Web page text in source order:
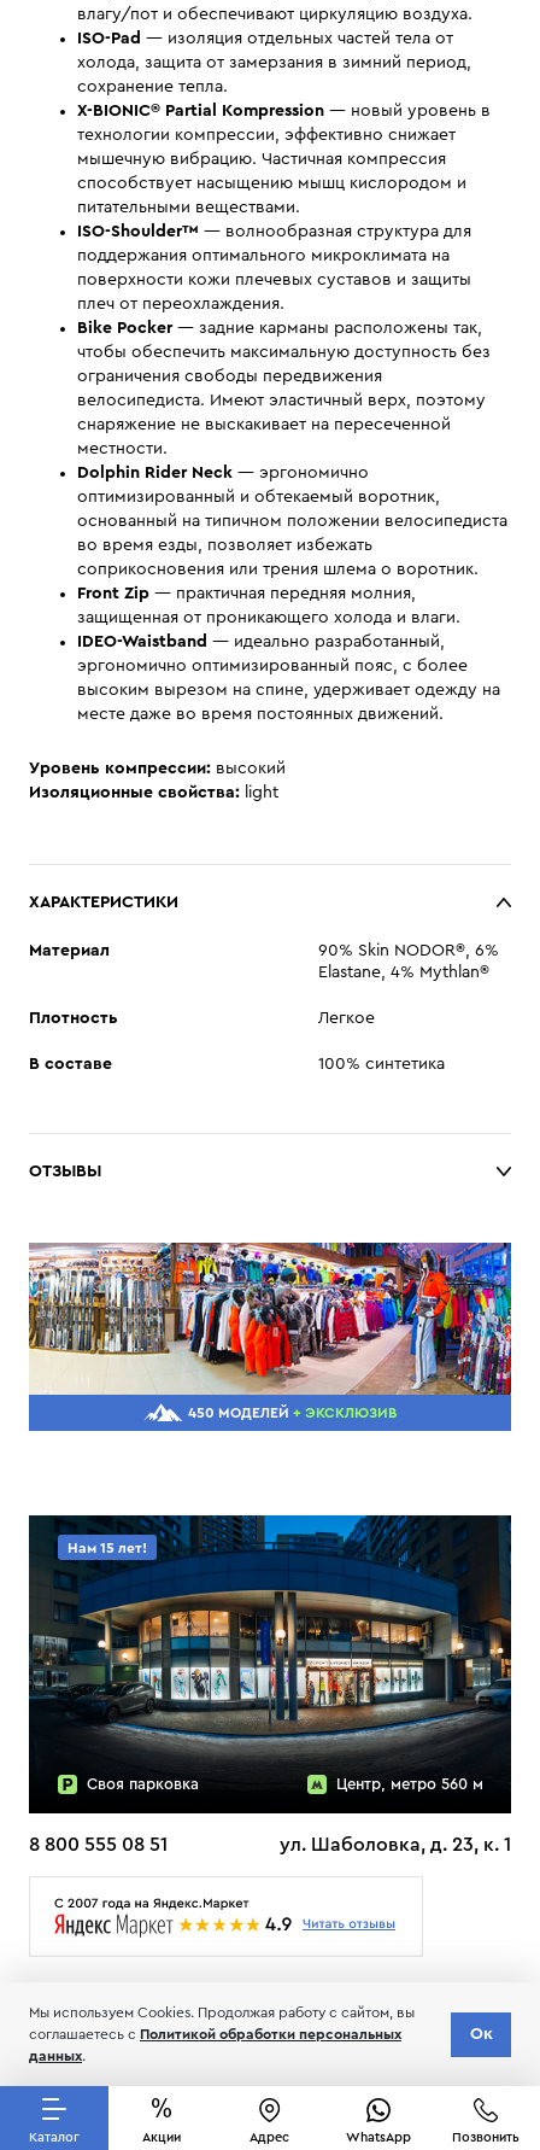
влагу/пот и обеспечивают циркуляцию воздуха.
ISO-Pad — изоляция отдельных частей тела от
холода, защита от замерзания в зимний период,
сохранение тепла.
X-BIONIC® Partial Kompression — новый уровень в
технологии компрессии, эффективно снижает
мышечную вибрацию. Частичная компрессия
способствует насыщению мышц кислородом и
питательными веществами.
ISO-Shoulder™ — волнообразная структура для
поддержания оптимального микроклимата на
поверхности кожи плечевых суставов и защиты
плеч от переохлаждения.
Bike Pocker— задние карманы расположены так,
чтобы обеспечить максимальную доступность без
ограничения свободы передвижения
велосипедиста. Имеют эластичный верх, поэтому
снаряжение не выскакивает на пересеченной
местности.
Dolphin Rider Neck — эргономично
оптимизированный и обтекаемый воротник,
основанный на типичном положении велосипедиста
во время езды, позволяет избежать
соприкосновения или трения шлема о воротник.
Front Zip — практичная передняя молния,
защищенная от проникающего холода и влаги.
IDEO-Waistband — идеально разработанный,
эргономично оптимизированный пояс, с более
высоким вырезом на спине, удерживает одежду на
месте даже во время постоянных движений.
Уровень компрессии: высокий
Изоляционные свойства: light
ХАРАКТЕРИСТИКИ
Материал
90% Skin NODOR®, 6%
Elastane, 4% Mythlan®
Плотность Легкое
В составе 100% синтетика
ОТЗЫВЫ
450 МОДЕЛЕЙ + ЭКСКЛЮЗИВ
Нам 15 лет!
Своя парковка Центр, метро 560 м
8 800 555 08 51 ул. Шаболовка, д. 23, к. 1
© 2006-2026 Пределанет
Каталог Акции Адрес WhatsApp Позвонить
Мы используем Cookies. Продолжая работу с сайтом, вы
соглашаетесь с Политикой обработки персональных
данных.
Ок